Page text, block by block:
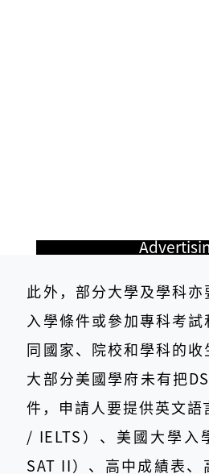
此外，部分大學及學科亦
入學條件或參加專科考
同國家、院校和學科的
大部分美國學府未有把
件，申請人要提供英文語
/ IELTS）、美國大學入
SAT II）、高中成績表、